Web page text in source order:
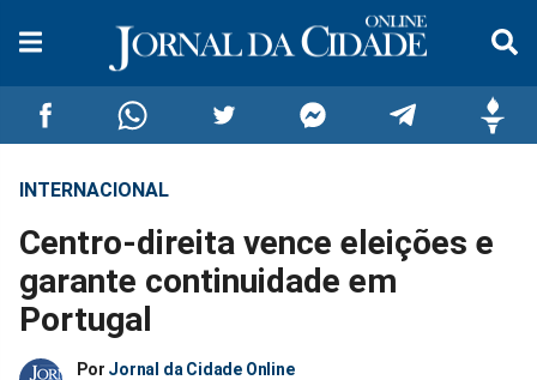
Compartilhar
no
Facebook
Compartilhar
no
Whatsapp
no
no
no
no
INTERNACIONAL
Centro-direita vence eleições e
garante continuidade em
Portugal
Por Jornal da Cidade Online